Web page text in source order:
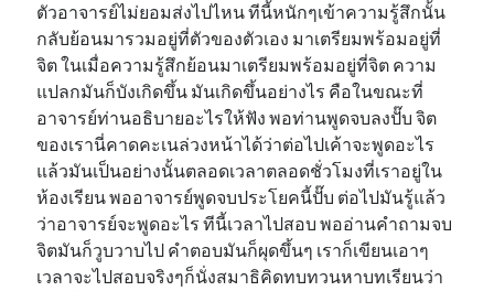
ตัวอาจารย์ไม่ยอมส่งไปไหน ทีนี้หนักๆเข้าความรู้สึกนั้น
กลับย้อนมารวมอยู่ที่ตัวของตัวเอง มาเตรียมพร้อมอยู่ที่
จิต ในเมื่อความรู้สึกย้อนมาเตรียมพร้อมอยู่ที่จิต ความ
แปลกมันก็บังเกิดขึ้น มันเกิดขึ้นอย่างไร คือในขณะที่
อาจารย์ท่านอธิบายอะไรให้ฟัง พอท่านพูดจบลงปั๊บ จิต
ของเรานี่คาดคะเนล่วงหน้าได้ว่าต่อไปเค้าจะพูดอะไร
แล้วมันเป็นอย่างนั้นตลอดเวลาตลอดชั่วโมงที่เราอยู่ใน
ห้องเรียน พออาจารย์พูดจบประโยคนี้ปั๊บ ต่อไปมันรู้แล้ว
ว่าอาจารย์จะพูดอะไร ทีนี้เวลาไปสอบ พออ่านคำถามจบ
จิตมันก็วูบวาบไป คำตอบมันก็ผุดขึ้นๆ เราก็เขียนเอาๆ
เวลาจะไปสอบจริงๆก็นั่งสมาธิคิดทบทวนหาบทเรียนว่า